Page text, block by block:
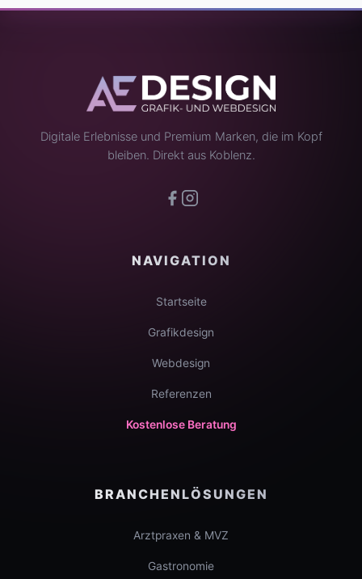
Digitale Erlebnisse und Premium Marken, die im Kopf
bleiben. Direkt aus Koblenz.
NAVIGATION
Startseite
Grafikdesign
Webdesign
Referenzen
Kostenlose Beratung
BRANCHENLÖSUNGEN
Arztpraxen & MVZ
Gastronomie